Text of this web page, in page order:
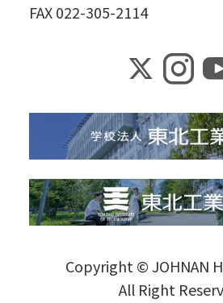
FAX 022-305-2114
Copyright © JOHNAN
All Right